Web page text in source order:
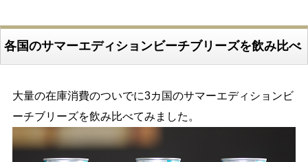
各国のサマーエディションビーチブリーズを飲み比べ
大量の在庫消費のついでに3カ国のサマーエディションビ
ーチブリーズを飲み比べてみました。